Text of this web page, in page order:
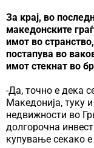
За крај, во
македонските
имот во
постапува во
имот стекнат во
-Да, точно е дека
Македонија, туку
недвижности во
долгорочна
купување секако